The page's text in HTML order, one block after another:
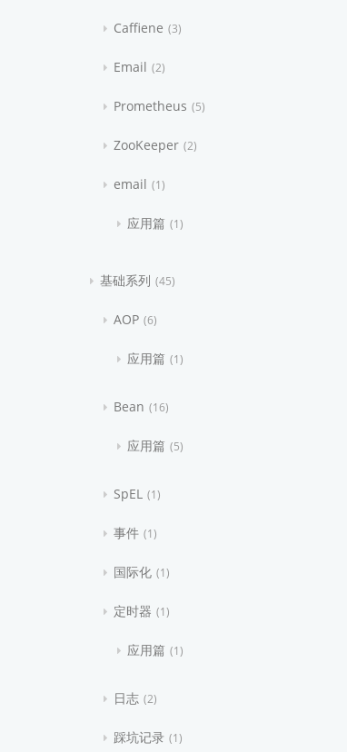
Caffiene 3
Email 2
Prometheus 5
ZooKeeper 2
email 1
应用篇 1
基础系列 45
AOP 6
应用篇 1
Bean 16
应用篇 5
SpEL 1
事件 1
国际化 1
定时器 1
应用篇 1
日志 2
踩坑记录 1